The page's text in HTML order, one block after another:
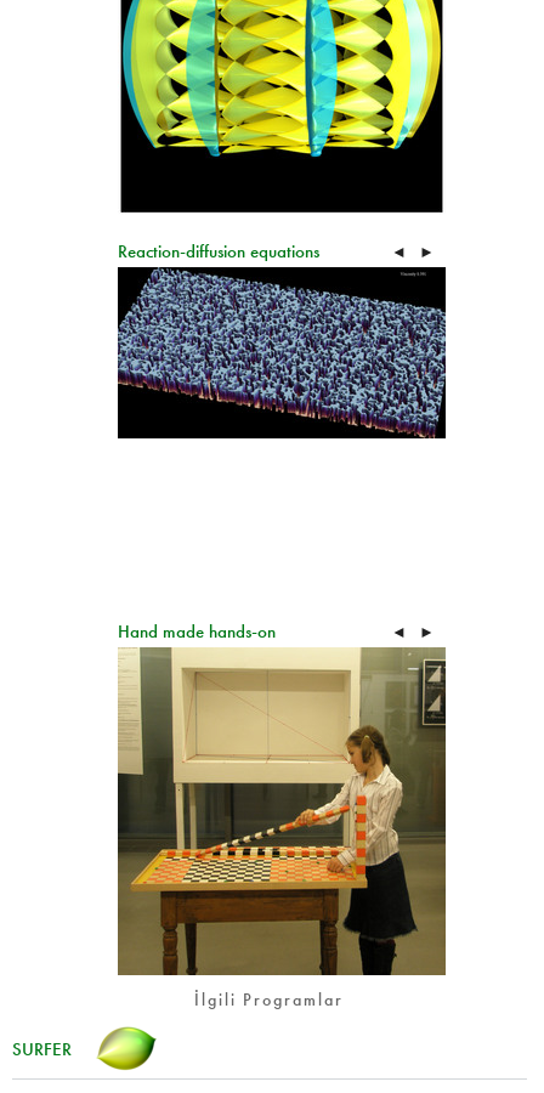
Reaction-diffusion equations ◄ ►
Hand made hands-on ◄ ►
İlgili Programlar
SURFER